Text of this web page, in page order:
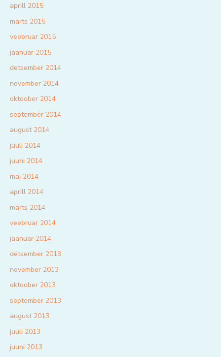
aprill 2015
märts 2015
veebruar 2015
jaanuar 2015
detsember 2014
november 2014
oktoober 2014
september 2014
august 2014
juuli 2014
juuni 2014
mai 2014
aprill 2014
märts 2014
veebruar 2014
jaanuar 2014
detsember 2013
november 2013
oktoober 2013
september 2013
august 2013
juuli 2013
juuni 2013